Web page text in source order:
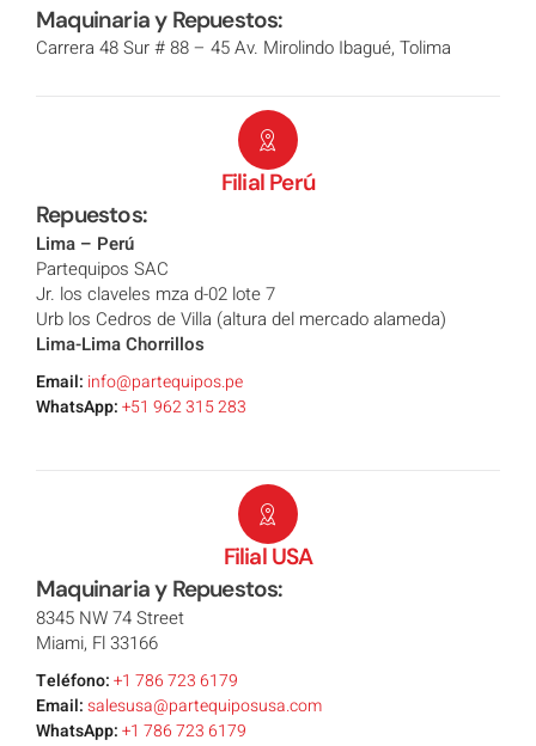
Maquinaria y Repuestos:
Carrera 48 Sur # 88 – 45 Av. Mirolindo Ibagué, Tolima
Filial Perú
Repuestos:
Lima – Perú
Partequipos SAC
Jr. los claveles mza d-02 lote 7
Urb los Cedros de Villa (altura del mercado alameda)
Lima-Lima Chorrillos
Email: info@partequipos.pe
WhatsApp:+51 962 315 283
Filial USA
Maquinaria y Repuestos:
8345 NW 74 Street
Miami, Fl 33166
Teléfono:+1 786 723 6179
Email:salesusa@partequiposusa.com
WhatsApp:+1 786 723 6179